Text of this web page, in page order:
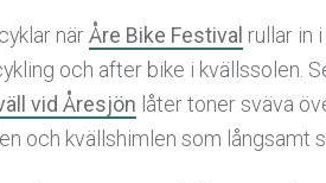
närÅre Bike Festival rullar in
och after bike i kvällssolen.
vid Åresjön låter toner sväva
och kvällshimlen som långsamt